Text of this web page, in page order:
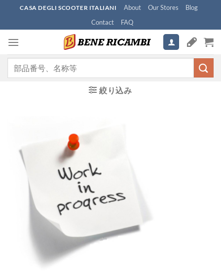
content
CASA DEGLI SCOOTER ITALIANI About Our Stores
Blog
Contact
FAQ
絞り込み